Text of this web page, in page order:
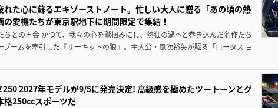
れた心に蘇るエキゾーストノート。忙しい大人に贈る「あの頃の熱
愛機たちが東京駅地下に期間限定で集結！
との再会 かつて、我々の心を鷲掴みにし、熱狂の渦へと巻き込んだ名作たち
ームを牽引した『サーキットの狼』。主人公・風吹裕矢が駆る「ロータス ヨ
2027年モデルが9/5に発売決定! 高級感を極めたツートーンとグ
格250ccスポーツだ